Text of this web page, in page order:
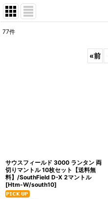
77件
«前
サウスフィールド 3000 ランタン 両
切りマントル 10枚セット【送料無
料】/SouthField D-X 2マントル
[Htm-W/south10]